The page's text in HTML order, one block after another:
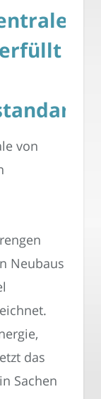
von
Neubaus
das
Sachen